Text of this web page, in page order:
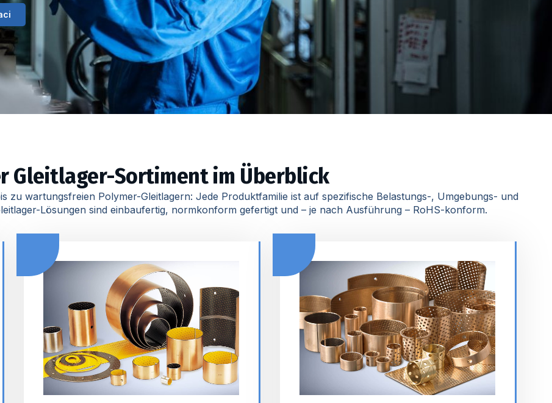
Gleitlager-Sortiment im Überblick
zu wartungsfreien Polymer-Gleitlagern: Jede Produktfamilie ist auf spezifische Belastungs-, Umgebungs- und
Lösungen sind einbaufertig, normkonform gefertigt und – je nach Ausführung – RoHS-konform.